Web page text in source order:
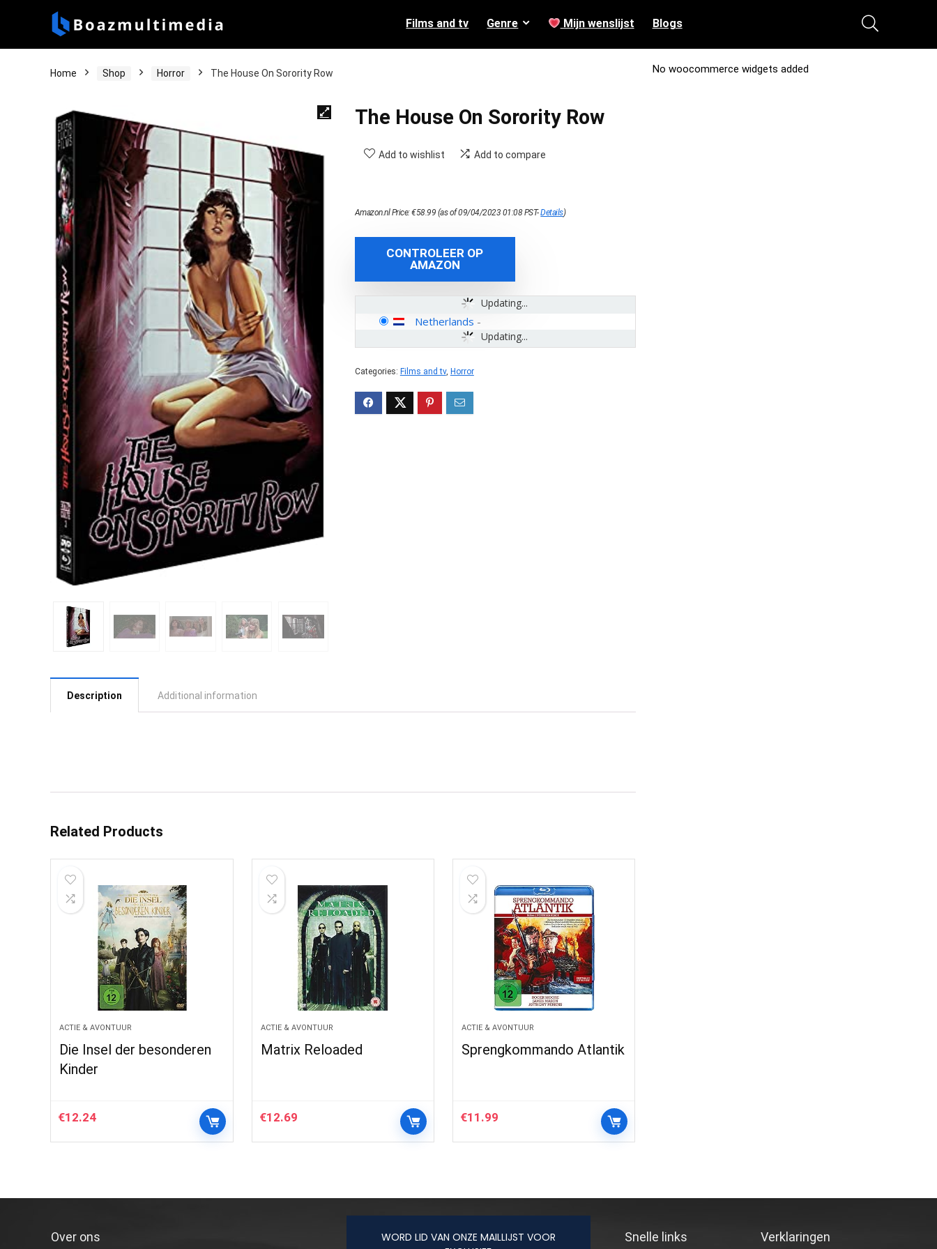
Films and tv Genre Mijn wenslijst Blogs
Home Shop Horror The House On Sorority Row
The House On Sorority Row
Add to wishlist Add to compare
Amazon.nl Price:€58.99 (as of 09/04/2023 01:08 PST-Details)
CONTROLEER OP
AMAZON
Updating...
Updating...
Netherlands -
Categories: Films and tv, Horror
Description Additional information
Related Products
ACTIE & AVONTUUR
Die Insel der besonderen
Kinder
€12.24
ACTIE & AVONTUUR
Matrix Reloaded
€12.69
ACTIE & AVONTUUR
Sprengkommando Atlantik
€11.99
No woocommerce widgets added
Over ons
WORD LID VAN ONZE MAILLIJST VOOR
Snelle links Verklaringen